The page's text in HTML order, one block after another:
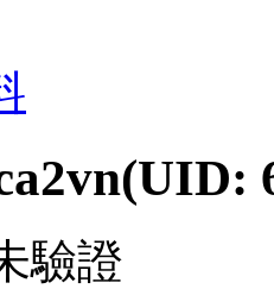
(UID:
驗證